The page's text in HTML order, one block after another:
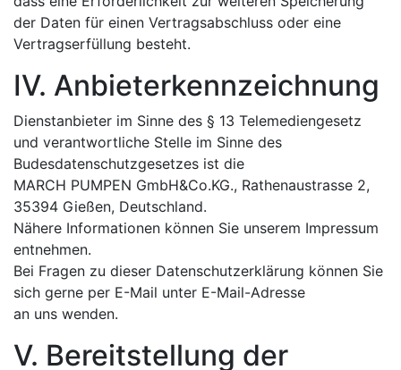
der Daten für einen Vertragsabschluss oder eine
Vertragserfüllung besteht.
IV. Anbieterkennzeichnung
Dienstanbieter im Sinne des § 13 Telemediengesetz
und verantwortliche Stelle im Sinne des
Budesdatenschutzgesetzes ist die
MARCH PUMPEN GmbH&Co.KG., Rathenaustrasse 2,
35394 Gießen, Deutschland.
Nähere Informationen können Sie unserem Impressum
entnehmen.
Bei Fragen zu dieser Datenschutzerklärung können Sie
sich gerne per E-Mail unter E-Mail-Adresse
an uns wenden.
V. Bereitstellung der